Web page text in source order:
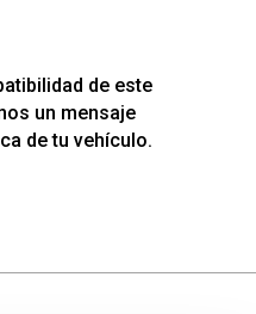
de este
un mensaje
de tu vehículo.